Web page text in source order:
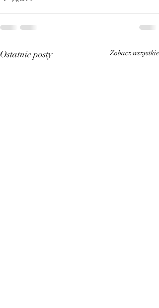
Ostatnie posty Zobacz wszystkie